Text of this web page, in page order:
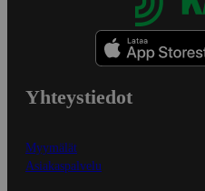
Yhteystiedot
Myymälät
Asiakaspalvelu